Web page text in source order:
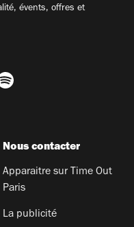
évents, offres et
Nous contacter
Apparaitre sur Time Out
Paris
La publicité